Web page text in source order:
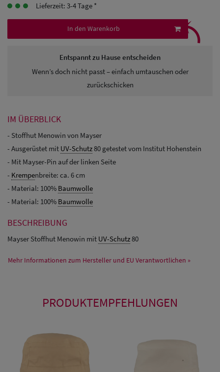
Herren
Herren
Lieferzeit: 3-4 Tage *
In den Warenkorb
Entspannt zu Hause entscheiden
Wenn’s doch nicht passt – einfach umtauschen oder
zurückschicken
⤹
IM ÜBERBLICK
- Stoffhut Menowin von Mayser
- Ausgerüstet mit UV-Schutz80 getestet vom Institut Hohenstein
- Mit Mayser-Pin auf der linken Seite
- Krempenbreite: ca. 6 cm
- Material: 100% Baumwolle
- Material: 100% Baumwolle
BESCHREIBUNG
Mayser Stoffhut Menowin mit UV-Schutz80
Mehr Informationen zum Hersteller und EU Verantwortlichen »
PRODUKTEMPFEHLUNGEN